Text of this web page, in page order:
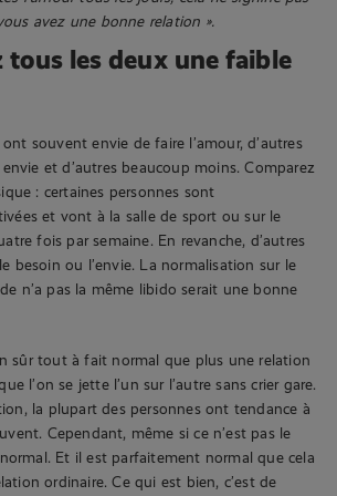
avez une bonne relation ».
tous les deux une faible
souvent envie de faire l’amour, d’autres
et d’autres beaucoup moins. Comparez
: certaines personnes sont
et vont à la salle de sport ou sur le
fois par semaine. En revanche, d’autres
besoin ou l’envie. La normalisation sur le
n’a pas la même libido serait une bonne
sûr tout à fait normal que plus une relation
l’on se jette l’un sur l’autre sans crier gare.
la plupart des personnes ont tendance à
Cependant, même si ce n’est pas le
Et il est parfaitement normal que cela
ordinaire. Ce qui est bien, c’est de